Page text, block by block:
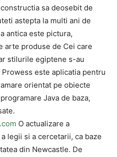
sa deosebit de
astepta la multi ani de
antica este pictura,
arte produse de Cei care
stilurile egiptene s-au
este aplicatia pentru
orientat pe obiecte
Java de baza,
O actualizare a
legii si a cercetarii, ca baze
din Newcastle. De